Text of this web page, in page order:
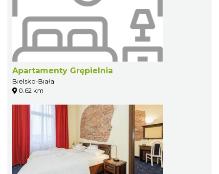
Apartamenty Grępielnia
Bielsko-Biała
0.62 km